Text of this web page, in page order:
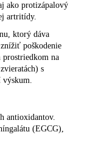
ako protizápalový
artritídy.
ktorý dáva
poškodenie
na
s
výskum.
antioxidantov.
(EGCG),